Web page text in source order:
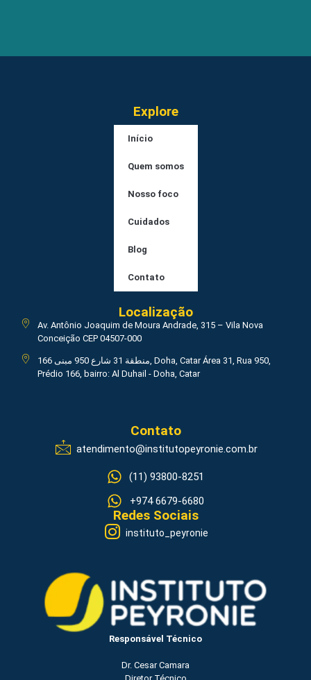
Explore
Início
Quem somos
Nosso foco
Cuidados
Blog
Contato
Localização
Av. Antônio Joaquim de Moura Andrade, 315 – Vila Nova
Conceição CEP 04507-000
منطقة 31 شارع 950 مبنى 166, Doha, Catar Área 31, Rua 950,
Prédio 166, bairro: Al Duhail - Doha, Catar
Contato
atendimento@institutopeyronie.com.br
(11) 93800-8251
+974 6679-6680
Redes Sociais
instituto_peyronie
Responsável Técnico
Dr. Cesar Camara